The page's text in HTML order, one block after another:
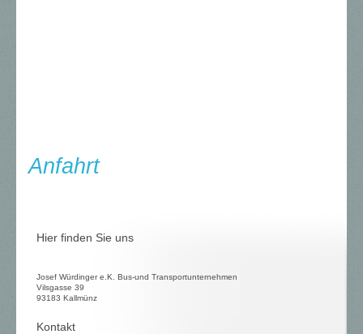
Anfahrt
Hier finden Sie uns
Josef Würdinger e.K. Bus-und Transportunternehmen
Vilsgasse 39
93183 Kallmünz
Kontakt